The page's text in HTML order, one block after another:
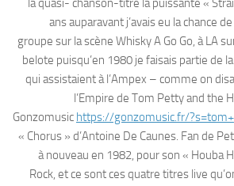
ans auparavant j’avais eu la chance
groupe sur la scène Whisky A Go Go, à LA
belote puisqu’en 1980 je faisais partie de
qui assistaient à l’Ampex – comme on
l’Empire de Tom Petty and the
Gonzomusic https://gonzomusic.fr/
« Chorus » d’Antoine De Caunes. Fan de
à nouveau en 1982, pour son « Houba
Rock, et ce sont ces quatre titres live